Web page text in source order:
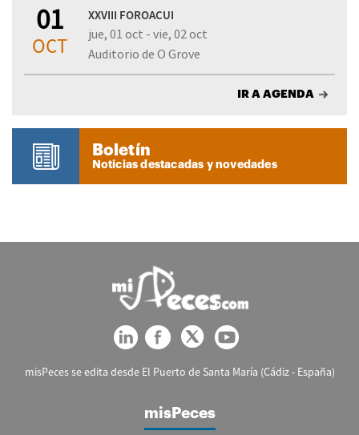
01
OCT
XXVIII FOROACUI
jue, 01 oct - vie, 02 oct
Auditorio de O Grove
IR A AGENDA
Boletín
Noticias destacadas y novedades
misPeces se edita desde El Puerto de Santa María (Cádiz - España)
misPeces